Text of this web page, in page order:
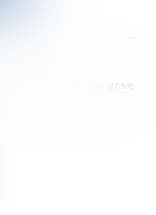
constituer une faute grave